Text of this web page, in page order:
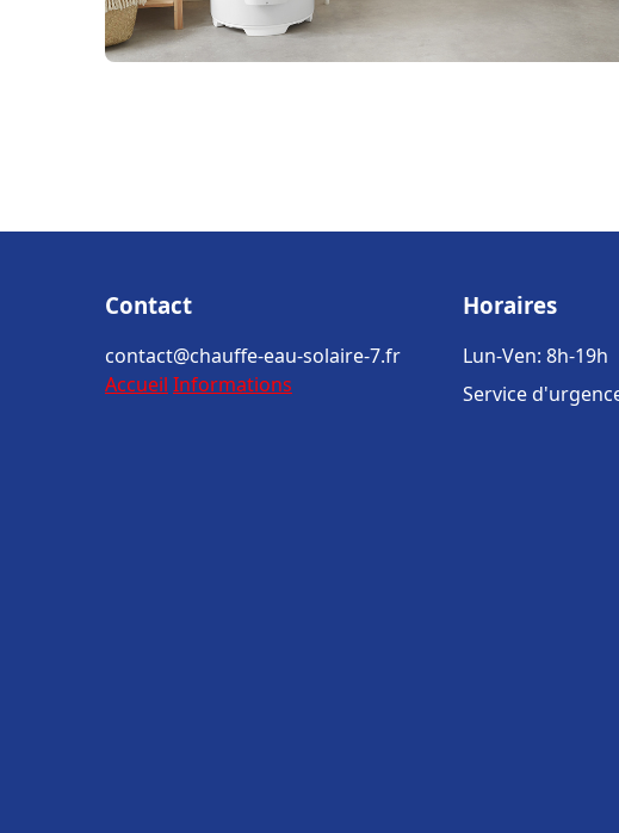
Contact
contact@chauffe-eau-solaire-7.fr
Accueil Informations
Horaires
Lun-Ven: 8h-19h
Service